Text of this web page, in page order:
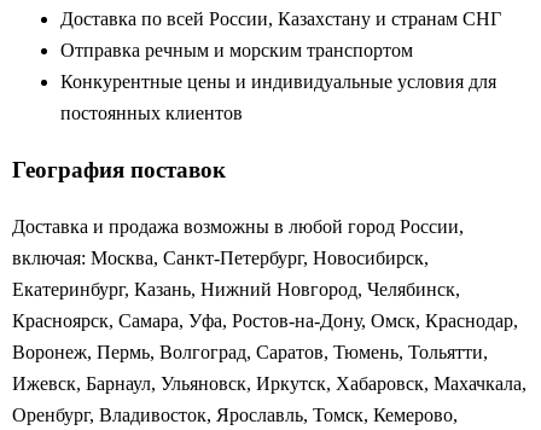
Доставка по всей России, Казахстану и странам СНГ
Отправка речным и морским транспортом
Конкурентные цены и индивидуальные условия для
постоянных клиентов
География поставок
Доставка и продажа возможны в любой город России,
включая: Москва, Санкт-Петербург, Новосибирск,
Екатеринбург, Казань, Нижний Новгород, Челябинск,
Красноярск, Самара, Уфа, Ростов-на-Дону, Омск, Краснодар,
Воронеж, Пермь, Волгоград, Саратов, Тюмень, Тольятти,
Ижевск, Барнаул, Ульяновск, Иркутск, Хабаровск, Махачкала,
Оренбург, Владивосток, Ярославль, Томск, Кемерово,